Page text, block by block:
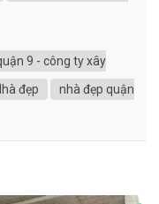
9 - công ty xây
đẹp
nhà đẹp quận